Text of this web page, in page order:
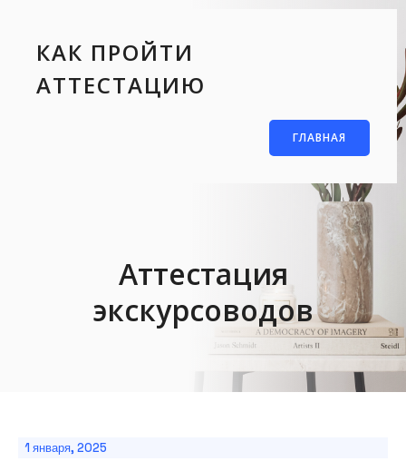
КАК ПРОЙТИ
АТТЕСТАЦИЮ
ГЛАВНАЯ
Аттестация
экскурсоводов
1 января, 2025